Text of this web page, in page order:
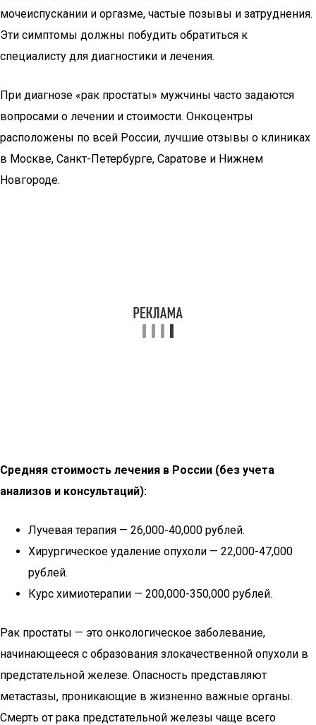
мочеиспускании и оргазме, частые позывы и затруднения.
Эти симптомы должны побудить обратиться к
специалисту для диагностики и лечения.
При диагнозе «рак простаты» мужчины часто задаются
вопросами о лечении и стоимости. Онкоцентры
расположены по всей России, лучшие отзывы о клиниках
в Москве, Санкт-Петербурге, Саратове и Нижнем
Новгороде.
Средняя стоимость лечения в России (без учета
анализов и консультаций):
Лучевая терапия — 26,000-40,000 рублей.
Хирургическое удаление опухоли — 22,000-47,000
рублей.
Курс химиотерапии — 200,000-350,000 рублей.
Рак простаты — это онкологическое заболевание,
начинающееся с образования злокачественной опухоли в
предстательной железе. Опасность представляют
метастазы, проникающие в жизненно важные органы.
Смерть от рака предстательной железы чаще всего